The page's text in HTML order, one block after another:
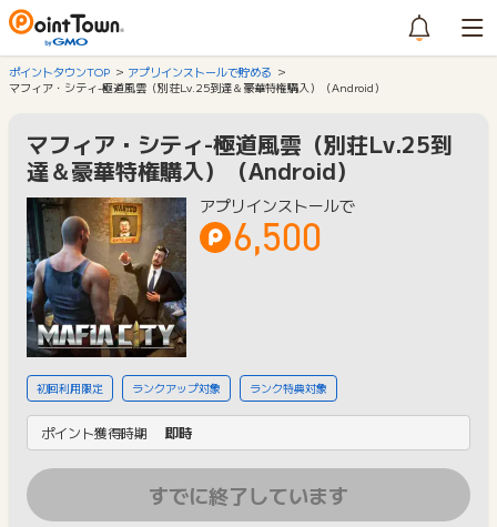
ポイントタウンTOP
アプリインストールで貯める
マフィア・シティ-極道風雲（別荘Lv.25到達＆豪華特権購入）（Android）
マフィア・シティ-極道風雲（別荘Lv.25到
達＆豪華特権購入）（Android）
アプリインストールで
6,500
初回利用限定 ランクアップ対象 ランク特典対象
ポイント獲得時期 即時
すでに終了しています